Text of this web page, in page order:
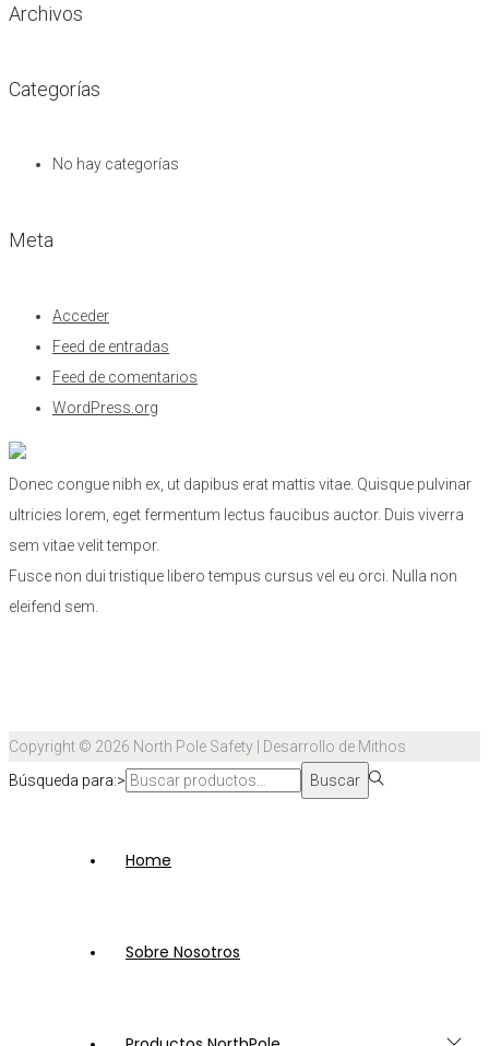
Archivos
Categorías
No hay categorías
Meta
Acceder
Feed de entradas
Feed de comentarios
WordPress.org
Donec congue nibh ex, ut dapibus erat mattis vitae. Quisque pulvinar
ultricies lorem, eget fermentum lectus faucibus auctor. Duis viverra
sem vitae velit tempor.
Fusce non dui tristique libero tempus cursus vel eu orci. Nulla non
eleifend sem.
Copyright © 2026 North Pole Safety | Desarrollo de Mithos
Búsqueda para:>
Buscar
Home
Sobre Nosotros